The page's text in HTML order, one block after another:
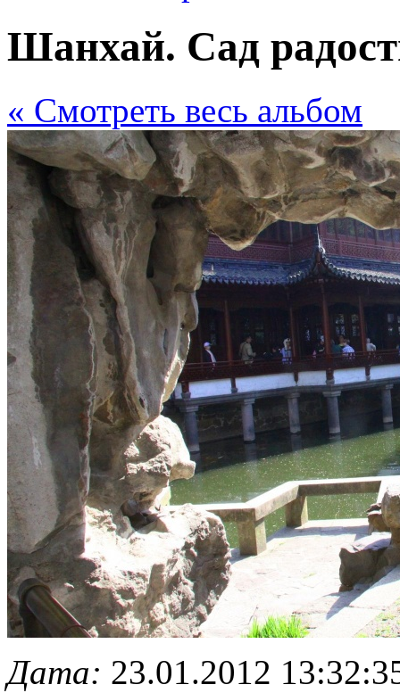
Шанхай. Сад
« Cмотреть весь альбом
Дата: 23.01.2012